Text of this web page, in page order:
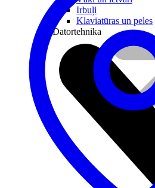
Irbuļi
Klaviatūras un peles
Datortehnika